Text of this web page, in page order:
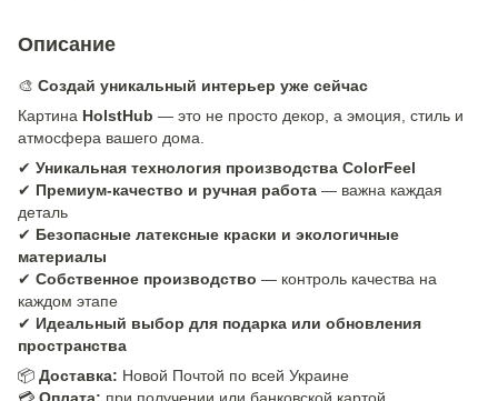
Описание
🎨 Создай уникальный интерьер уже сейчас
Картина HolstHub — это не просто декор, а эмоция, стиль и
атмосфера вашего дома.
✔ Уникальная технология производства ColorFeel
✔ Премиум-качество и ручная работа — важна каждая
деталь
✔ Безопасные латексные краски и экологичные
материалы
✔ Собственное производство — контроль качества на
каждом этапе
✔ Идеальный выбор для подарка или обновления
пространства
📦 Доставка: Новой Почтой по всей Украине